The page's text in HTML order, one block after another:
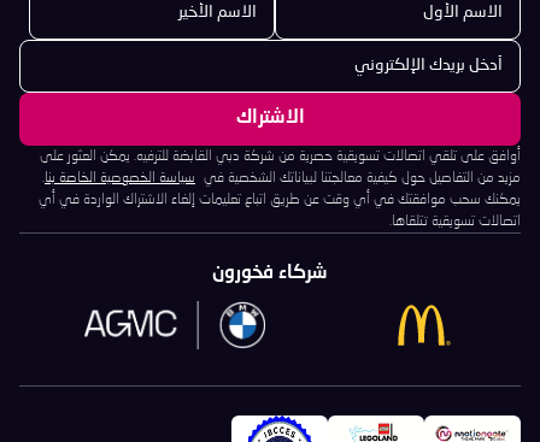
أوافق على تلقي اتصالات تسويقية حصرية من شركة دبي القابضة للترفيه. يمكن العثور على
مزيد من التفاصيل حول كيفية معالجتنا لبياناتك الشخصية في
سياسة الخصوصية الخاصة بنا.
يمكنك سحب موافقتك في أي وقت عن طريق اتباع تعليمات إلغاء الاشتراك الواردة في أي
اتصالات تسويقية تتلقاها.
شركاء فخورون